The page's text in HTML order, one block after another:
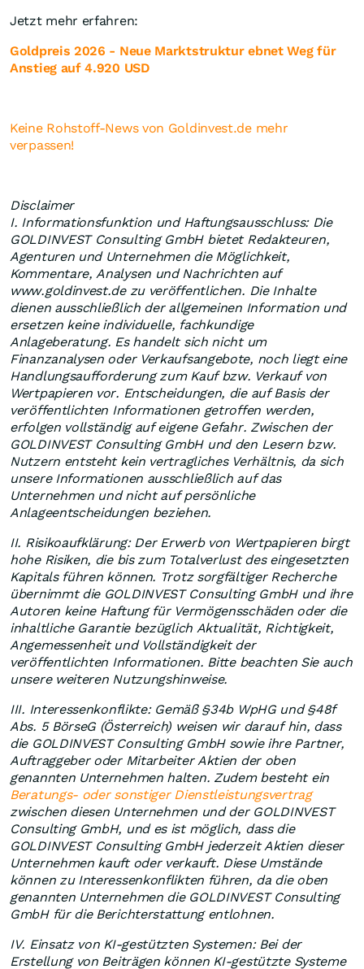
Jetzt mehr erfahren:
Goldpreis 2026 - Neue Marktstruktur ebnet Weg für
Anstieg auf 4.920 USD
Keine Rohstoff-News von Goldinvest.de mehr
verpassen!
Disclaimer
I. Informationsfunktion und Haftungsausschluss: Die
GOLDINVEST Consulting GmbH bietet Redakteuren,
Agenturen und Unternehmen die Möglichkeit,
Kommentare, Analysen und Nachrichten auf
www.goldinvest.de zu veröffentlichen. Die Inhalte
dienen ausschließlich der allgemeinen Information und
ersetzen keine individuelle, fachkundige
Anlageberatung. Es handelt sich nicht um
Finanzanalysen oder Verkaufsangebote, noch liegt eine
Handlungsaufforderung zum Kauf bzw. Verkauf von
Wertpapieren vor. Entscheidungen, die auf Basis der
veröffentlichten Informationen getroffen werden,
erfolgen vollständig auf eigene Gefahr. Zwischen der
GOLDINVEST Consulting GmbH und den Lesern bzw.
Nutzern entsteht kein vertragliches Verhältnis, da sich
unsere Informationen ausschließlich auf das
Unternehmen und nicht auf persönliche
Anlageentscheidungen beziehen.
II. Risikoaufklärung: Der Erwerb von Wertpapieren birgt
hohe Risiken, die bis zum Totalverlust des eingesetzten
Kapitals führen können. Trotz sorgfältiger Recherche
übernimmt die GOLDINVEST Consulting GmbH und ihre
Autoren keine Haftung für Vermögensschäden oder die
inhaltliche Garantie bezüglich Aktualität, Richtigkeit,
Angemessenheit und Vollständigkeit der
veröffentlichten Informationen. Bitte beachten Sie auch
unsere weiteren Nutzungshinweise.
III. Interessenkonflikte: Gemäß §34b WpHG und §48f
Abs. 5 BörseG (Österreich) weisen wir darauf hin, dass
die GOLDINVEST Consulting GmbH sowie ihre Partner,
Auftraggeber oder Mitarbeiter Aktien der oben
genannten Unternehmen halten. Zudem besteht ein
Beratungs- oder sonstiger Dienstleistungsvertrag
zwischen diesen Unternehmen und der GOLDINVEST
Consulting GmbH, und es ist möglich, dass die
GOLDINVEST Consulting GmbH jederzeit Aktien dieser
Unternehmen kauft oder verkauft. Diese Umstände
können zu Interessenkonflikten führen, da die oben
genannten Unternehmen die GOLDINVEST Consulting
GmbH für die Berichterstattung entlohnen.
IV. Einsatz von KI-gestützten Systemen: Bei der
Erstellung von Beiträgen können KI-gestützte Systeme